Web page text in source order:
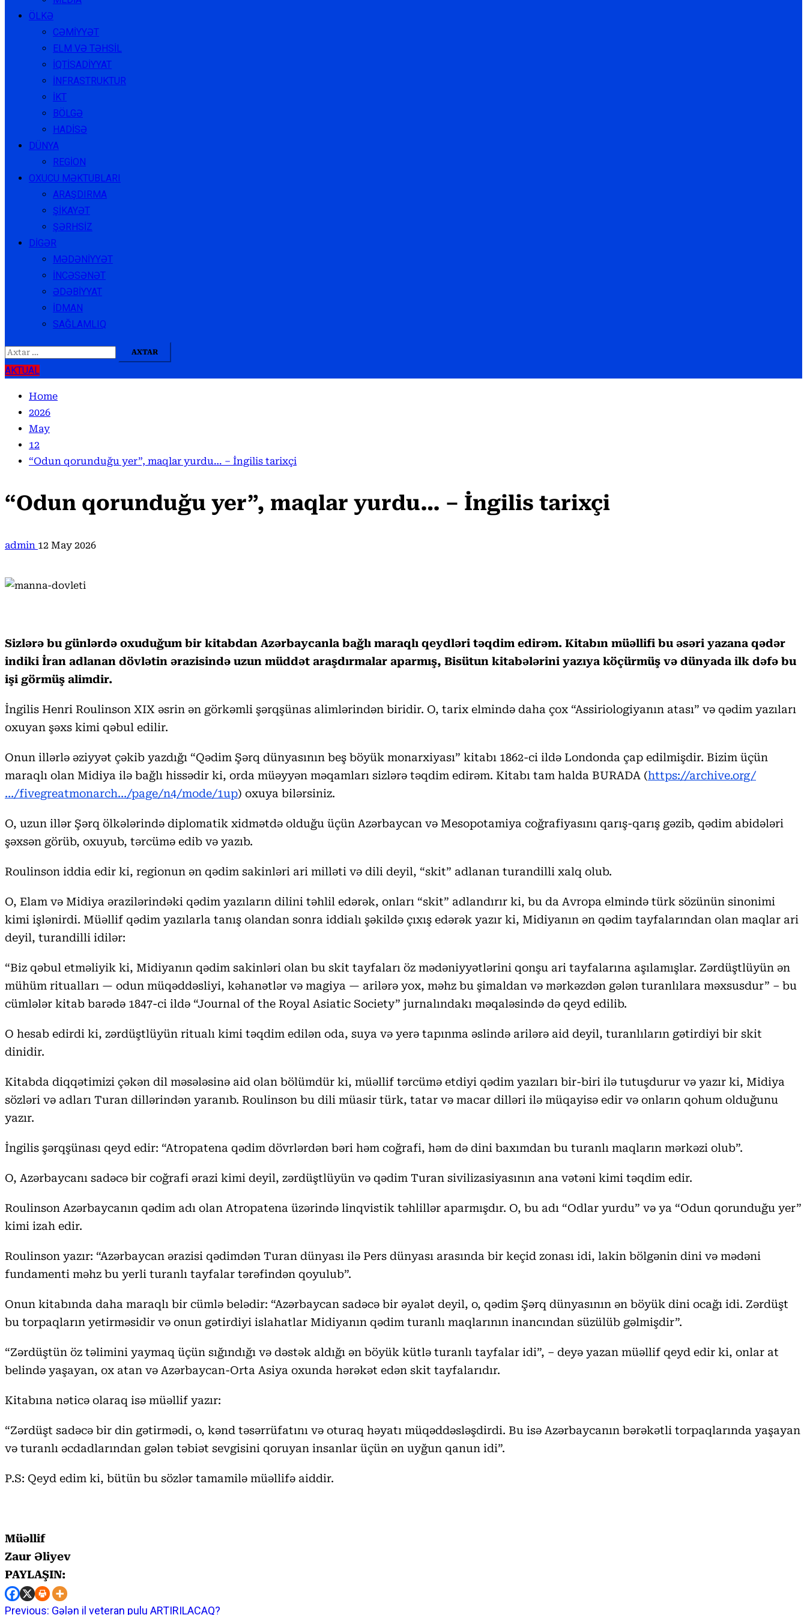
ÖLKƏ
CƏMİYYƏT
ELM VƏ TƏHSİL
İQTİSADİYYAT
İNFRASTRUKTUR
İKT
BÖLGƏ
HADİSƏ
DÜNYA
REGİON
OXUCU MƏKTUBLARI
ARAŞDIRMA
ŞİKAYƏT
ŞƏRHSİZ
DİGƏR
MƏDƏNİYYƏT
İNCƏSƏNƏT
ƏDƏBİYYAT
İDMAN
SAĞLAMLIQ
Axtarış:
AKTUAL
Home
2026
May
12
“Odun qorunduğu yer”, maqlar yurdu… – İngilis tarixçi
“Odun qorunduğu yer”, maqlar yurdu… – İngilis tarixçi
admin 12 May 2026
Sizlərə bu günlərdə oxuduğum bir kitabdan Azərbaycanla bağlı maraqlı qeydləri təqdim edirəm. Kitabın müəllifi bu əsəri yazana qədər
indiki İran adlanan dövlətin ərazisində uzun müddət araşdırmalar aparmış, Bisütun kitabələrini yazıya köçürmüş və dünyada ilk dəfə bu
işi görmüş alimdir.
İngilis Henri Roulinson XIX əsrin ən görkəmli şərqşünas alimlərindən biridir. O, tarix elmində daha çox “Assiriologiyanın atası” və qədim yazıları
oxuyan şəxs kimi qəbul edilir.
Onun illərlə əziyyət çəkib yazdığı “Qədim Şərq dünyasının beş böyük monarxiyası” kitabı 1862-ci ildə Londonda çap edilmişdir. Bizim üçün
maraqlı olan Midiya ilə bağlı hissədir ki, orda müəyyən məqamları sizlərə təqdim edirəm. Kitabı tam halda BURADA (https://archive.org/
…/fivegreatmonarch…/page/n4/mode/1up) oxuya bilərsiniz.
O, uzun illər Şərq ölkələrində diplomatik xidmətdə olduğu üçün Azərbaycan və Mesopotamiya coğrafiyasını qarış-qarış gəzib, qədim abidələri
şəxsən görüb, oxuyub, tərcümə edib və yazıb.
Roulinson iddia edir ki, regionun ən qədim sakinləri ari milləti və dili deyil, “skit” adlanan turandilli xalq olub.
O, Elam və Midiya ərazilərindəki qədim yazıların dilini təhlil edərək, onları “skit” adlandırır ki, bu da Avropa elmində türk sözünün sinonimi
kimi işlənirdi. Müəllif qədim yazılarla tanış olandan sonra iddialı şəkildə çıxış edərək yazır ki, Midiyanın ən qədim tayfalarından olan maqlar ari
deyil, turandilli idilər:
“Biz qəbul etməliyik ki, Midiyanın qədim sakinləri olan bu skit tayfaları öz mədəniyyətlərini qonşu ari tayfalarına aşılamışlar. Zərdüştlüyün ən
mühüm ritualları — odun müqəddəsliyi, kəhanətlər və magiya — arilərə yox, məhz bu şimaldan və mərkəzdən gələn turanlılara məxsusdur” – bu
cümlələr kitab barədə 1847-ci ildə “Journal of the Royal Asiatic Society” jurnalındakı məqaləsində də qeyd edilib.
O hesab edirdi ki, zərdüştlüyün ritualı kimi təqdim edilən oda, suya və yerə tapınma əslində arilərə aid deyil, turanlıların gətirdiyi bir skit
dinidir.
Kitabda diqqətimizi çəkən dil məsələsinə aid olan bölümdür ki, müəllif tərcümə etdiyi qədim yazıları bir-biri ilə tutuşdurur və yazır ki, Midiya
sözləri və adları Turan dillərindən yaranıb. Roulinson bu dili müasir türk, tatar və macar dilləri ilə müqayisə edir və onların qohum olduğunu
yazır.
İngilis şərqşünası qeyd edir: “Atropatena qədim dövrlərdən bəri həm coğrafi, həm də dini baxımdan bu turanlı maqların mərkəzi olub”.
O, Azərbaycanı sadəcə bir coğrafi ərazi kimi deyil, zərdüştlüyün və qədim Turan sivilizasiyasının ana vətəni kimi təqdim edir.
Roulinson Azərbaycanın qədim adı olan Atropatena üzərində linqvistik təhlillər aparmışdır. O, bu adı “Odlar yurdu” və ya “Odun qorunduğu yer”
kimi izah edir.
Roulinson yazır: “Azərbaycan ərazisi qədimdən Turan dünyası ilə Pers dünyası arasında bir keçid zonası idi, lakin bölgənin dini və mədəni
fundamenti məhz bu yerli turanlı tayfalar tərəfindən qoyulub”.
Onun kitabında daha maraqlı bir cümlə belədir: “Azərbaycan sadəcə bir əyalət deyil, o, qədim Şərq dünyasının ən böyük dini ocağı idi. Zərdüşt
bu torpaqların yetirməsidir və onun gətirdiyi islahatlar Midiyanın qədim turanlı maqlarının inancından süzülüb gəlmişdir”.
“Zərdüştün öz təlimini yaymaq üçün sığındığı və dəstək aldığı ən böyük kütlə turanlı tayfalar idi”, – deyə yazan müəllif qeyd edir ki, onlar at
belində yaşayan, ox atan və Azərbaycan-Orta Asiya oxunda hərəkət edən skit tayfalarıdır.
Kitabına nəticə olaraq isə müəllif yazır:
“Zərdüşt sadəcə bir din gətirmədi, o, kənd təsərrüfatını və oturaq həyatı müqəddəsləşdirdi. Bu isə Azərbaycanın bərəkətli torpaqlarında yaşayan
və turanlı əcdadlarından gələn təbiət sevgisini qoruyan insanlar üçün ən uyğun qanun idi”.
P.S: Qeyd edim ki, bütün bu sözlər tamamilə müəllifə aiddir.
Müəllif
Zaur Əliyev
PAYLAŞIN:
Previous: Gələn il veteran pulu ARTIRILACAQ?